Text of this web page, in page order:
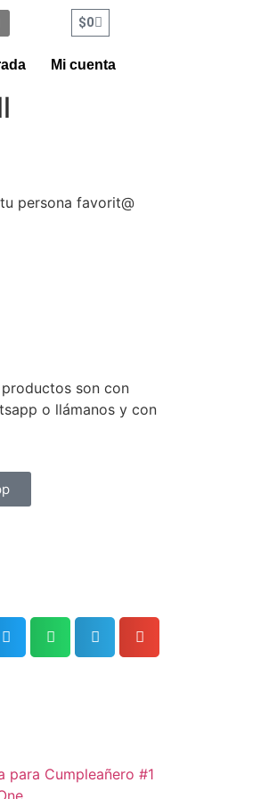
$0
Mi cuenta
persona favorit@
son con
o llámanos y con